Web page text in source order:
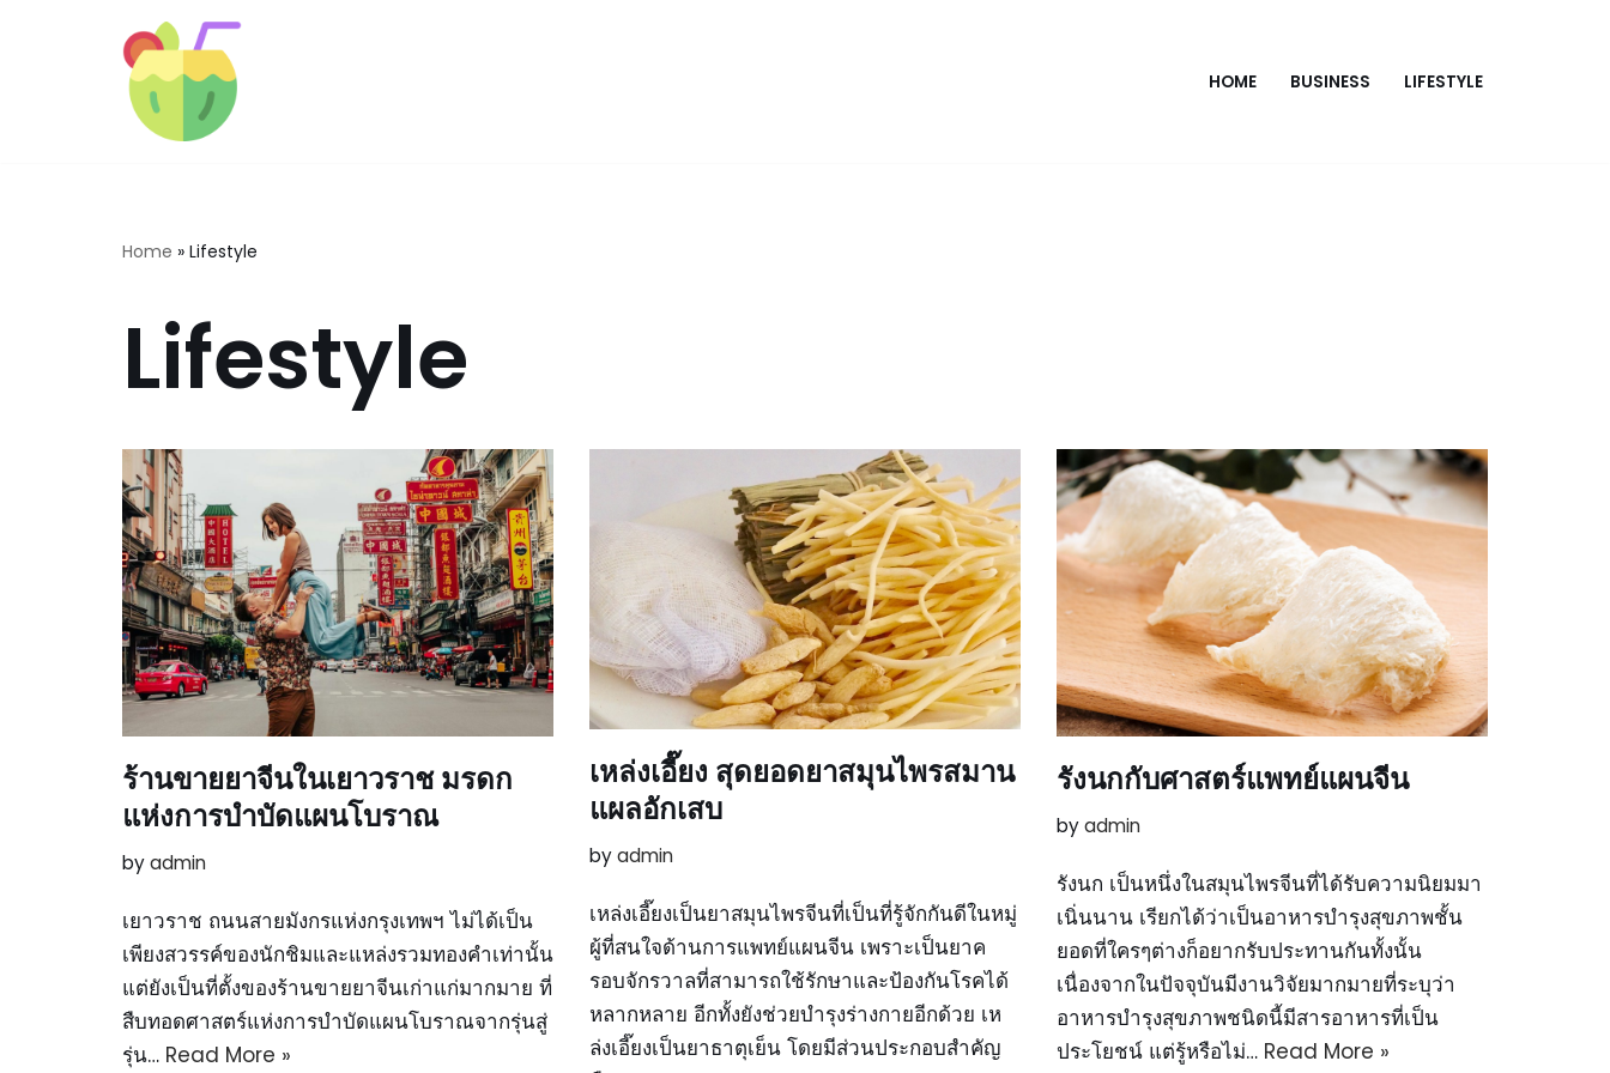
HOME BUSINESS LIFESTYLE
Home » Lifestyle
Lifestyle
ร้านขายยาจีนในเยาวราช มรดก
แห่งการบำบัดแผนโบราณ
byadmin
เยาวราช ถนนสายมังกรแห่งกรุงเทพฯ ไม่ได้เป็น
เพียงสวรรค์ของนักชิมและแหล่งรวมทองคำเท่านั้น
แต่ยังเป็นที่ตั้งของร้านขายยาจีนเก่าแก่มากมาย ที่
สืบทอดศาสตร์แห่งการบำบัดแผนโบราณจากรุ่นสู่
รุ่น… Read More »
เหล่งเอี๊ยง สุดยอดยาสมุนไพรสมาน
แผลอักเสบ
byadmin
เหล่งเอี๊ยงเป็นยาสมุนไพรจีนที่เป็นที่รู้จักกันดีในหมู่
ผู้ที่สนใจด้านการแพทย์แผนจีน เพราะเป็นยาค
รอบจักรวาลที่สามารถใช้รักษาและป้องกันโรคได้
หลากหลาย อีกทั้งยังช่วยบำรุงร่างกายอีกด้วย เห
ล่งเอี๊ยงเป็นยาธาตุเย็น โดยมีส่วนประกอบสำคัญ
รังนกกับศาสตร์แพทย์แผนจีน
byadmin
รังนก เป็นหนึ่งในสมุนไพรจีนที่ได้รับความนิยมมา
เนิ่นนาน เรียกได้ว่าเป็นอาหารบำรุงสุขภาพชั้น
ยอดที่ใครๆต่างก็อยากรับประทานกันทั้งนั้น
เนื่องจากในปัจจุบันมีงานวิจัยมากมายที่ระบุว่า
อาหารบำรุงสุขภาพชนิดนี้มีสารอาหารที่เป็น
ประโยชน์ แต่รู้หรือไม่… Read More »